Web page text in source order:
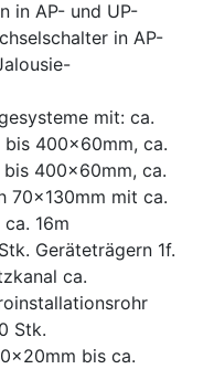
in AP- und UP-
in AP-
mit: ca.
bis 400x60mm, ca.
400x60mm, ca.
70x130mm mit ca.
16m
Geräteträgern 1f.
ca.
Stk.
bis ca.